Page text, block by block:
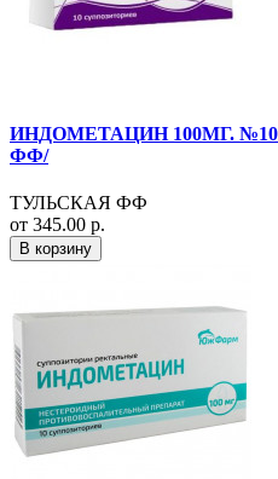
ИНДОМЕТАЦИН 100МГ.
ФФ/
ТУЛЬСКАЯ ФФ
от 345.00 р.
В корзину